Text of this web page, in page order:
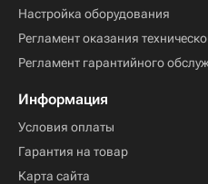
Настройка оборудования
Регламент оказания
Регламент гарантийного
Информация
Условия оплаты
Гарантия на товар
Карта сайта